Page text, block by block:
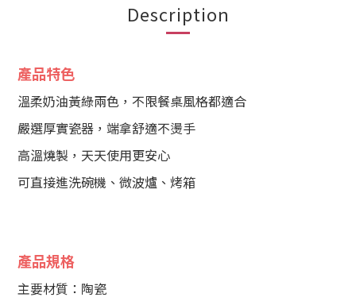
Description
產品特色
溫柔奶油黃綠兩色，不限餐桌風格都適合
嚴選厚實瓷器，端拿舒適不燙手
高溫燒製，天天使用更安心
可直接進洗碗機、微波爐、烤箱
產品規格
主要材質：陶瓷